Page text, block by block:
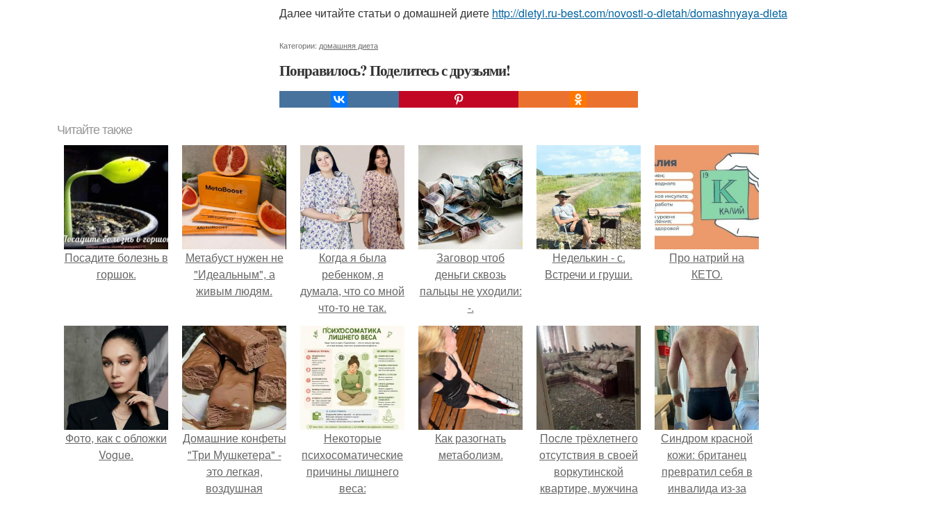
Далее читайте статьи о домашней диете http://dietyi.ru-best.com/novosti-o-dietah/domashnyaya-dieta
Категории: домашняя диета
Понравилось? Поделитесь с друзьями!
Читайте также
Посадите болезнь в
горшок.
Метабуст нужен не
"Идеальным", а
живым людям.
Когда я была
ребенком, я
думала, что со мной
что-то не так.
Заговор чтоб
деньги сквозь
пальцы не уходили:
-.
Неделькин - с.
Встречи и груши.
Про натрий на
КЕТО.
Фото, как с обложки
Vogue.
Домашние конфеты
"Три Мушкетера" -
это легкая,
воздушная
Некоторые
психосоматические
причины лишнего
веса:
Как разогнать
метаболизм.
После трёхлетнего
отсутствия в своей
воркутинской
квартире, мужчина
Синдром красной
кожи: британец
превратил себя в
инвалида из-за